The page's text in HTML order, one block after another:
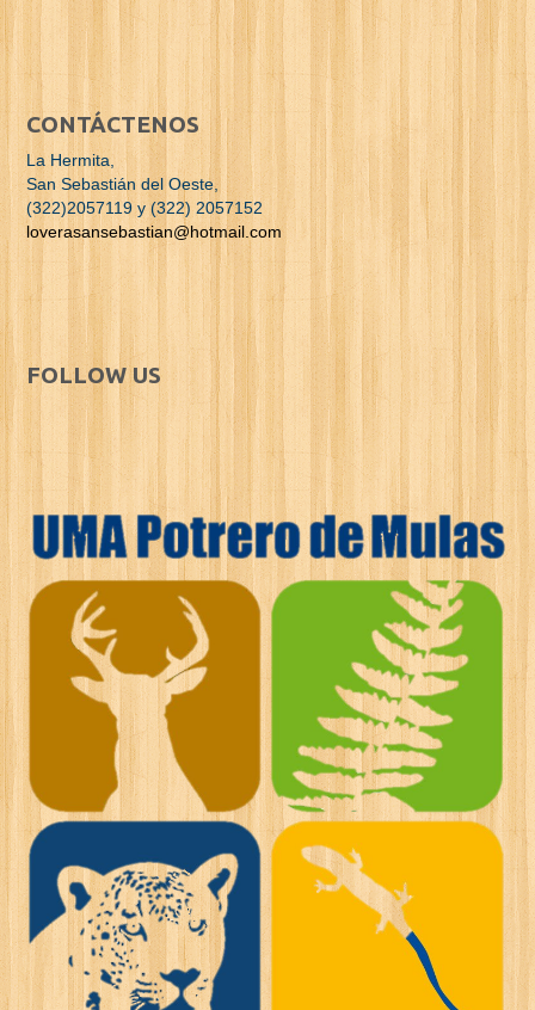
CONTÁCTENOS
La Hermita,
San Sebastián del Oeste,
(322)2057119 y (322) 2057152
loverasansebastian@hotmail.com
FOLLOW US